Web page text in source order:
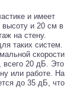
и имеет
и 20 см в
на стену.
таких систем.
скорости
всего 20 дБ. Это
или работе. На
до 35 дБ, что